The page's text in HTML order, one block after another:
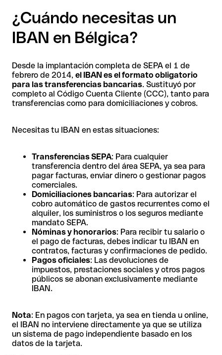
¿Cuándo necesitas un
IBAN en Bélgica?
Desde la implantación completa de SEPA el 1 de
febrero de 2014, el IBAN es el formato obligatorio
para las transferencias bancarias. Sustituyó por
completo al Código Cuenta Cliente (CCC), tanto para
transferencias como para domiciliaciones y cobros.
Necesitas tu IBAN en estas situaciones:
Transferencias SEPA: Para cualquier
transferencia dentro del área SEPA, ya sea para
pagar facturas, enviar dinero o gestionar pagos
comerciales.
Domiciliaciones bancarias: Para autorizar el
cobro automático de gastos recurrentes como el
alquiler, los suministros o los seguros mediante
mandato SEPA.
Nóminas y honorarios: Para recibir tu salario o
el pago de facturas, debes indicar tu IBAN en
contratos, facturas y confirmaciones de pedido.
Pagos oficiales: Las devoluciones de
impuestos, prestaciones sociales y otros pagos
públicos se abonan exclusivamente mediante
IBAN.
Nota: En pagos con tarjeta, ya sea en tienda u online,
el IBAN no interviene directamente ya que se utiliza
un sistema de pago independiente basado en los
datos de la tarjeta.